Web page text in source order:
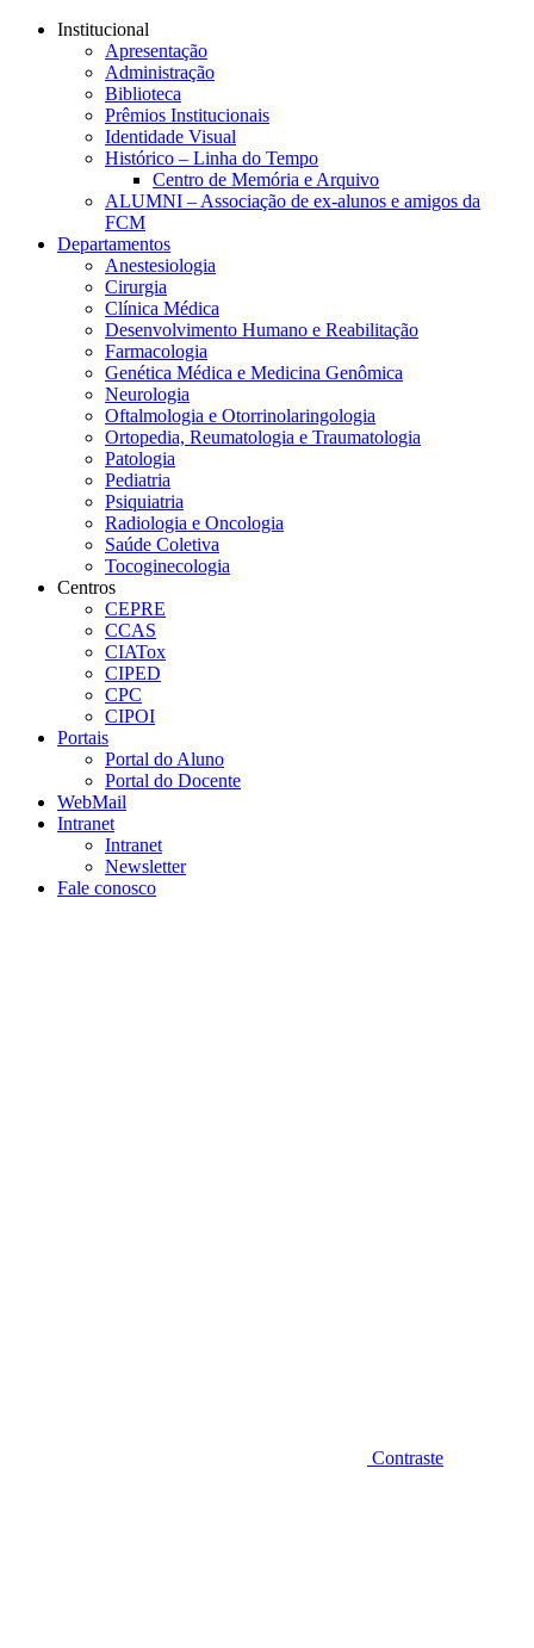
Conteúdo principal
Institucional
Apresentação
Administração
Biblioteca
Prêmios Institucionais
Identidade Visual
Histórico – Linha do Tempo
Centro de Memória e Arquivo
ALUMNI – Associação de ex-alunos e amigos da
FCM
Departamentos
Anestesiologia
Cirurgia
Clínica Médica
Desenvolvimento Humano e Reabilitação
Farmacologia
Genética Médica e Medicina Genômica
Neurologia
Oftalmologia e Otorrinolaringologia
Ortopedia, Reumatologia e Traumatologia
Patologia
Pediatria
Psiquiatria
Radiologia e Oncologia
Saúde Coletiva
Tocoginecologia
Centros
CEPRE
CCAS
CIATox
CIPED
CPC
CIPOI
Portais
Portal do Aluno
Portal do Docente
WebMail
Intranet
Intranet
Newsletter
Fale conosco
Contraste